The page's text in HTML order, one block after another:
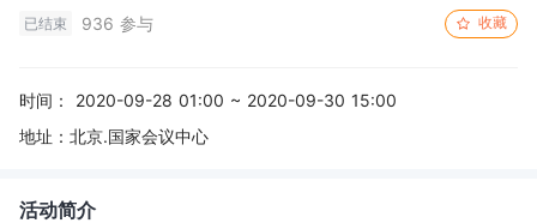
已结束 936 参与 收藏
时间：
2020-09-28 01:00 ~ 2020-09-30 15:00
地址： 北京.国家会议中心
活动简介